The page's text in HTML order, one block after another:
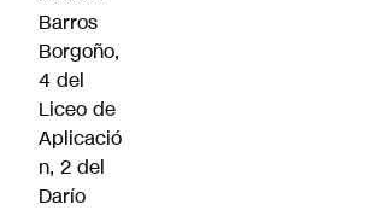
Barros
Borgoño,
4 del
Liceo de
Aplicació
n, 2 del
Darío